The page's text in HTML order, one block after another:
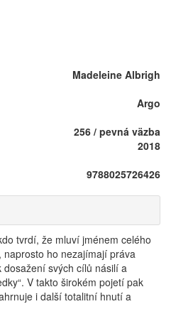
Madeleine Albrigh
Argo
256 / pevná väzba
2018
9788025726426
tvrdí, že mluví jménem celého
naprosto ho nezajímají práva
svých cílů násilí a
V takto širokém pojetí pak
i další totalitní hnutí a